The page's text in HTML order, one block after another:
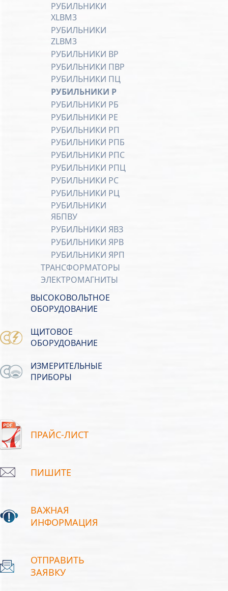
РУБИЛЬНИКИ
XLBM3
РУБИЛЬНИКИ
ZLBM3
РУБИЛЬНИКИ ВР
РУБИЛЬНИКИ ПВР
РУБИЛЬНИКИ ПЦ
РУБИЛЬНИКИ Р
РУБИЛЬНИКИ РБ
РУБИЛЬНИКИ РЕ
РУБИЛЬНИКИ РП
РУБИЛЬНИКИ РПБ
РУБИЛЬНИКИ РПС
РУБИЛЬНИКИ РПЦ
РУБИЛЬНИКИ РС
РУБИЛЬНИКИ РЦ
РУБИЛЬНИКИ
ЯБПВУ
РУБИЛЬНИКИ ЯВЗ
РУБИЛЬНИКИ ЯРВ
РУБИЛЬНИКИ ЯРП
ТРАНСФОРМАТОРЫ
ЭЛЕКТРОМАГНИТЫ
ВЫСОКОВОЛЬТНОЕ
ОБОРУДОВАНИЕ
ЩИТОВОЕ
ОБОРУДОВАНИЕ
ИЗМЕРИТЕЛЬНЫЕ
ПРИБОРЫ
ПРАЙС-ЛИСТ
ПИШИТЕ
ВАЖНАЯ
ИНФОРМАЦИЯ
ОТПРАВИТЬ
ЗАЯВКУ